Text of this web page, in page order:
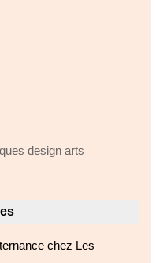
design arts
chez Les